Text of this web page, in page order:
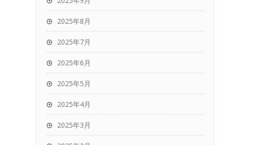
2025年8月
2025年7月
2025年6月
2025年5月
2025年4月
2025年3月